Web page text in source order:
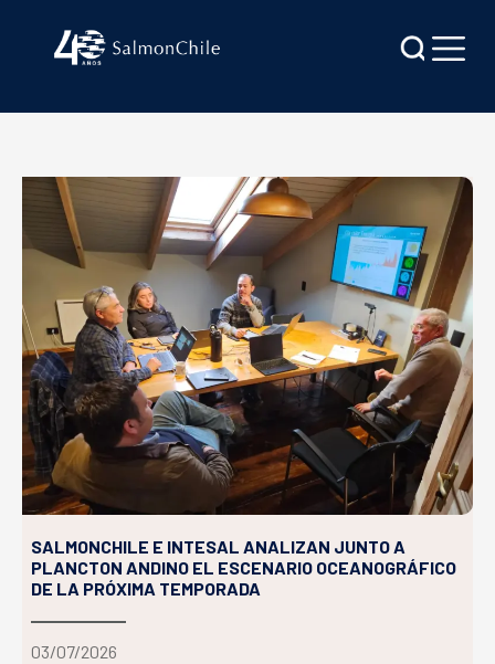
SALMONCHILE E INTESAL ANALIZAN JUNTO A
PLANCTON ANDINO EL ESCENARIO OCEANOGRÁFICO
DE LA PRÓXIMA TEMPORADA
03/07/2026